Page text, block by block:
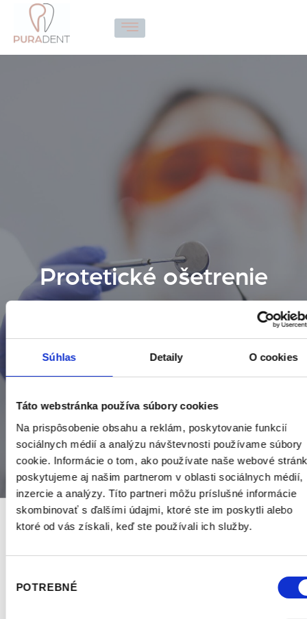
Súhlas Detaily O cookies
Táto webstránka používa súbory cookies
Na prispôsobenie obsahu a reklám, poskytovanie funkcií
sociálnych médií a analýzu návštevnosti používame súbory
cookie. Informácie o tom, ako používate naše webové
poskytujeme aj našim partnerom v oblasti sociálnych médií,
inzercie a analýzy. Títo partneri môžu príslušné informácie
skombinovať s ďalšími údajmi, ktoré ste im poskytli alebo
ktoré od vás získali, keď ste používali ich služby.
súhlasu
POTREBNÉ
Protetické ošetrenie
Chýbajúce zuby dokážeme nahradiť rôznymi spôsobmi, podľa
funkčnosť a estetiku v spolupráci so zubným laboratóriom, a to v